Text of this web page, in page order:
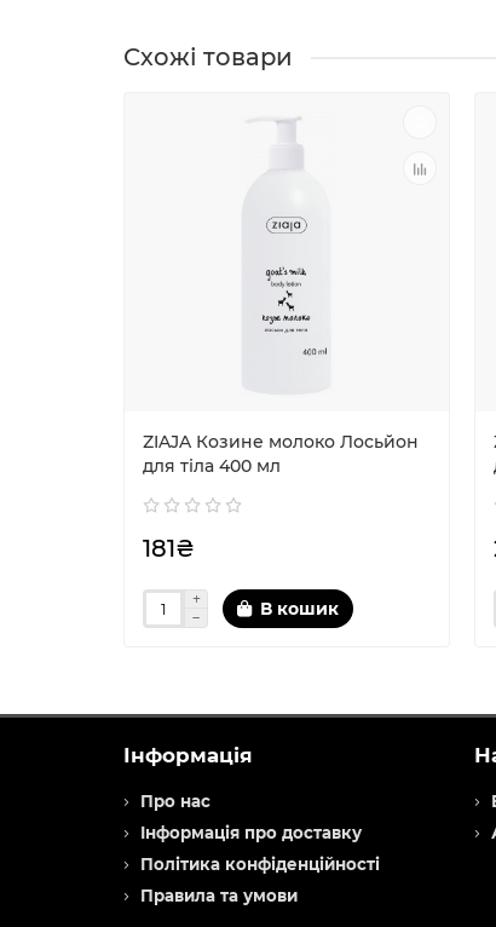
Схожі товари
ZIAJA Козине молоко Лосьйон
для тіла 400 мл
181₴
В кошик
Інформація
Про нас
Інформація про доставку
Політика конфіденційності
Правила та умови